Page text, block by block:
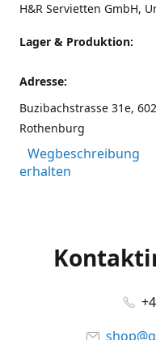
H&R Servietten GmbH,
Lager & Produktion:
Adresse:
Buzibachstrasse 31e,
Rothenburg
Wegbeschreibung
erhalten